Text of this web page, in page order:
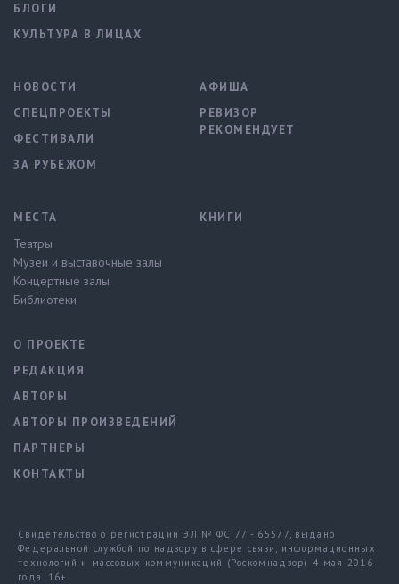
БЛОГИ
КУЛЬТУРА В ЛИЦАХ
НОВОСТИ
СПЕЦПРОЕКТЫ
ФЕСТИВАЛИ
ЗА РУБЕЖОМ
АФИША
РЕВИЗОР
РЕКОМЕНДУЕТ
МЕСТА
Театры
Музеи и выставочные залы
Концертные залы
Библиотеки
КНИГИ
О ПРОЕКТЕ
РЕДАКЦИЯ
АВТОРЫ
АВТОРЫ ПРОИЗВЕДЕНИЙ
ПАРТНЕРЫ
КОНТАКТЫ
Свидетельство о регистрации ЭЛ № ФС 77 - 65577, выдано
Федеральной службой по надзору в сфере связи, информационных
технологий и массовых коммуникаций (Роскомнадзор) 4 мая 2016
года. 16+